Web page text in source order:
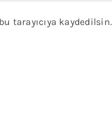
tarayıcıya kaydedilsin.